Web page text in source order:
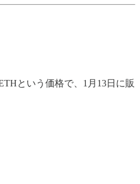
という価格で、1月13日に販